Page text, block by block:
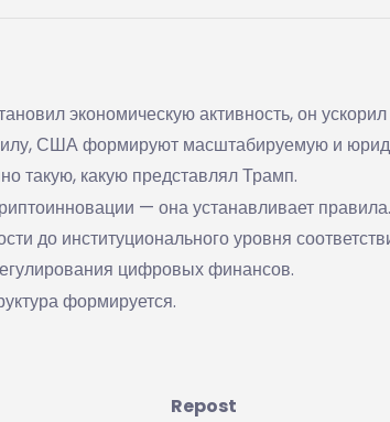
экономическую активность, он
США формируют масштабируемую и
такую, какую представлял Трамп.
— она устанавливает правила.
до институционального уровня
цифровых финансов.
формируется.
Repost